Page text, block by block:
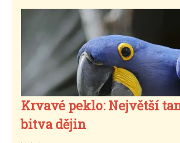
Krvavé peklo: Největší
bitva dějin